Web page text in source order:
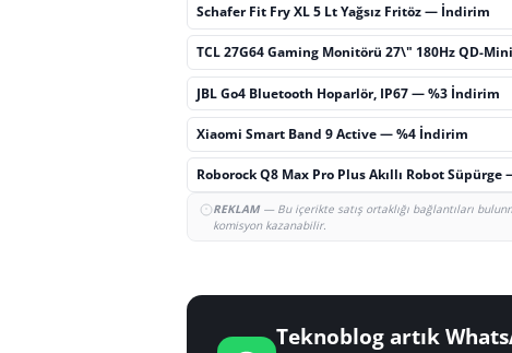
Schafer Fit Fry XL 5 Lt Yağsız Fritöz — İndirim
TCL 27G64 Gaming Monitörü 27\" 180Hz QD-
JBL Go4 Bluetooth Hoparlör, IP67 — %3 İndirim
Xiaomi Smart Band 9 Active — %4 İndirim
Roborock Q8 Max Pro Plus Akıllı Robot
REKLAM— Bu içerikte satış ortaklığı bağlantıları
komisyon kazanabilir.
Teknoblog artık